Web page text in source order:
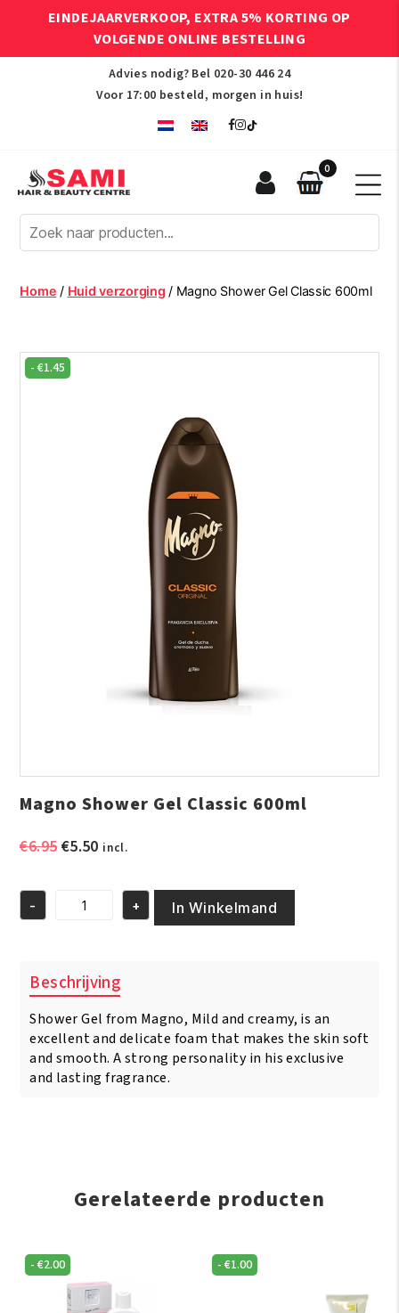
EINDEJAARVERKOOP, EXTRA 5% KORTING OP
VOLGENDE ONLINE BESTELLING
Advies nodig? Bel 020-30 446 24
Voor 17:00 besteld, morgen in huis!
Afro
Hair
Beauty
Centre
0
Home / Huid verzorging / Magno Shower Gel Classic 600ml
-€1.45
Magno Shower Gel Classic 600ml
€6.95Oorspronkelijke
€6.95.
€5.50Huidige
€5.50.
incl.
Magno
600ml
aantal
- + In Winkelmand
Beschrijving
Shower Gel from Magno, Mild and creamy, is an
excellent and delicate foam that makes the skin soft
and smooth. A strong personality in his exclusive
and lasting fragrance.
Gerelateerde producten
-€2.00 -€1.00